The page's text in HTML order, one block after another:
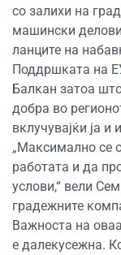
со залихи на
машински
ланците на
Поддршката на
Балкан затоа
добра во
вклучувајќи ја
„Максимално се
работата и да
услови,“ вели
градежните
Важноста на
е далекусежна.